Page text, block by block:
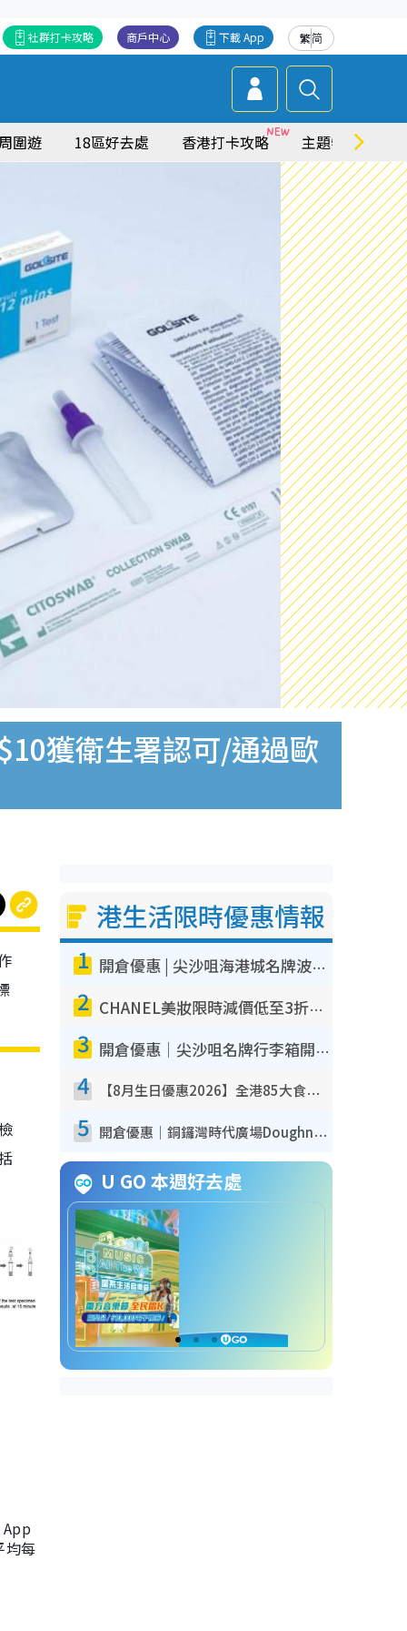
繁简
下載 App
商戶中心
社群打卡攻略
圍遊 18區好去處 香港打卡攻略 主題特集
獲衛生署認可/通過歐
均每
港生活限時優惠情報
1 開倉優惠 | 尖沙咀海港城名牌波鞋開倉低至1折！On鞋$899起／Joy&Peace鞋履$98起
2 CHANEL美妝限時減價低至3折！人氣粉底/唇膏/精華液低至$275！COCO香水都有平
3 開倉優惠｜尖沙咀名牌行李箱開倉低至4折！一連5日 American Tourister/ace./Hallmark $200起！
4 【8月生日優惠2026】全港85大食買玩著數攻略 自助餐/火鍋放題同行免費＋誠品/DONKI送現金券
5 開倉優惠｜銅鑼灣時代廣場Doughnut/Campo Marzio開倉低至1折！背囊、書包、手袋劈價$200起
U GO 本週好去處